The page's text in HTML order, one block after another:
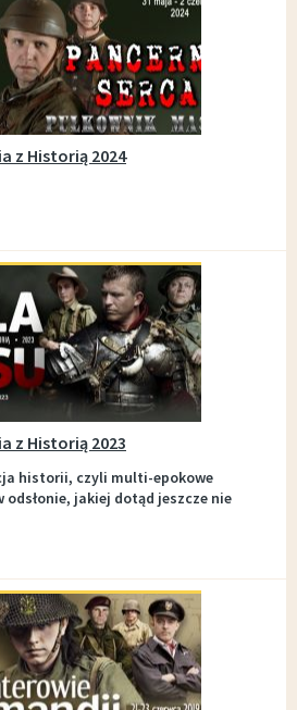
z Historią 2024
z Historią 2023
historii, czyli multi-epokowe
jakiej dotąd jeszcze nie